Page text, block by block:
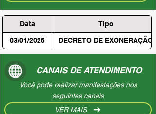
Data Tipo
03/01/2025 DECRETO DE EXONERAÇÃO
CANAIS DE ATENDIMENTO
Você pode realizar manifestações nos
seguintes canais
VER MAIS